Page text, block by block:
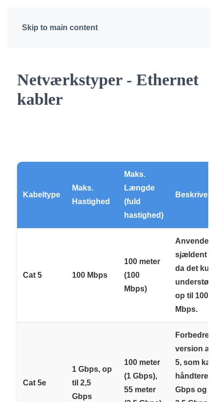
Skip to main content
Netværkstyper - Ethernet
kabler
Kabeltype
Maks.
Hastighed
Maks.
Længde
(fuld
hastighed)
Beskrivelse
Cat 5 100 Mbps
100 meter
(100
Mbps)
Anvendes
sjældent i
da det kun
op til 100
Mbps.
Cat 5e
1 Gbps, op
til 2,5
Gbps
100 meter
(1 Gbps),
55 meter
Forbedret
version af
5, som kan
håndtere 1
Gbps og